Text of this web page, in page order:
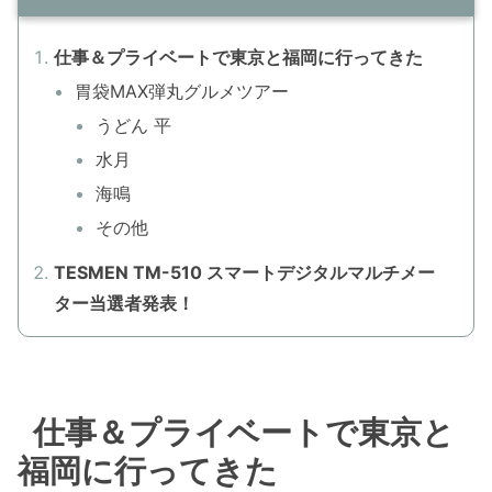
仕事＆プライベートで東京と福岡に行ってきた
胃袋MAX弾丸グルメツアー
うどん 平
水月
海鳴
その他
TESMEN TM-510 スマートデジタルマルチメー
ター当選者発表！
仕事＆プライベートで東京と
福岡に行ってきた